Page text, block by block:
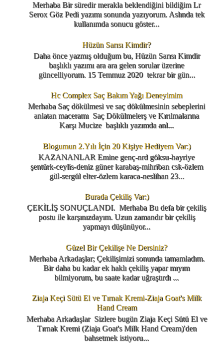
Merhaba Bir süredir merakla beklendiğini bildiğim Lr
Serox Göz Pedi yazımı sonunda yazıyorum. Aslında tek
kullanımda sonucu göster...
Hüzün Sarısı Kimdir?
Daha önce yazmış olduğum bu, Hüzün Sarısı Kimdir
başlıklı yazımı ara ara gelen sorular üzerine
güncelliyorum. 15 Temmuz 2020 tekrar bir gün...
Hc Complex Saç Bakım Yağı Deneyimim
Merhaba Saç dökülmesi ve saç dökülmesinin sebeplerini
anlatan maceramı Saç Dökülmelerş ve Kırılmalarına
Karşı Mucize başlıklı yazımda anl...
Blogumun 2.Yılı İçin 20 Kişiye Hediyem Var:)
KAZANANLAR Emine genç-nrd göksu-hayriye
şentürk-ceylis-deniz güner karabaş-mihriban csk-özlem
gül-sergül elter-özlem karaca-neslihan 23...
Burada Çekiliş Var:)
ÇEKİLİŞ SONUÇLANDI. Merhaba Bu defa bir çekiliş
postu ile karşınızdayım. Uzun zamandır bir çekiliş
yapmayı düşünüyor...
Güzel Bir Çekilişe Ne Dersiniz?
Merhaba Arkadaşlar; Çekilişimizi sonunda tamamladım.
Bir daha bu kadar ek haklı çekiliş yapar mıyım
bilmiyorum, bu saate kadar uğraştırdı ...
Ziaja Keçi Sütü El ve Tırnak Kremi-Ziaja Goat's Milk
Hand Cream
Merhaba Arkadaşlar Sizlere bugün Ziaja Keçi Sütü El ve
Tırnak Kremi (Ziaja Goat's Milk Hand Cream)'den
bahsetmek istiyoru...